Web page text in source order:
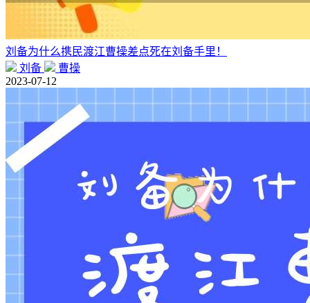
刘备为什么携民渡江曹操差点死在刘备手里！
刘备
曹操
2023-07-12